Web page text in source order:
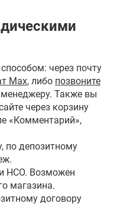
через почту
Max, либо позвоните
Также вы
через корзину
«Комментарий»,
по депозитному
НСО. Возможен
магазина.
договору